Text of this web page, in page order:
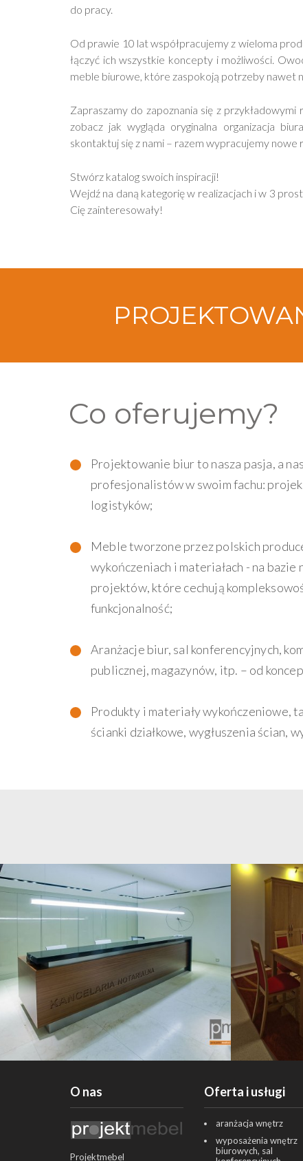
do pracy.
Od prawie 10 lat współpracujemy z wieloma
łączyć ich wszystkie koncepty i możliwości.
meble biurowe, które zaspokoją potrzeby nawet
Zapraszamy do zapoznania się z
zobacz jak wygląda oryginalna organizacja
skontaktuj się z nami – razem wypracujemy nowe
Stwórz katalog swoich inspiracji!
Wejdź na daną kategorię w realizacjach i w 3
Cię zainteresowały!
Co oferujemy?
Projektowanie biur to nasza pasja, a
profesjonalistów w swoim fachu:
logistyków;
Meble tworzone przez polskich
wykończeniach i materiałach - na bazie
projektów, które cechują
funkcjonalność;
Aranżacje biur, sal konferencyjnych,
publicznej, magazynów, itp. – od
Produkty i materiały wykończeniowe,
ścianki działkowe, wygłuszenia ścian,
O nas
Projektmebel
Oferta i usługi
aranżacja wnętrz
wyposażenia wnętrz
biurowych, sal